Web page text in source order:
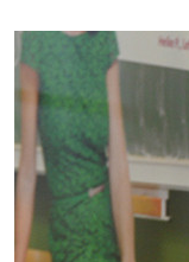
POSITIONEN
INTERNATIONALES